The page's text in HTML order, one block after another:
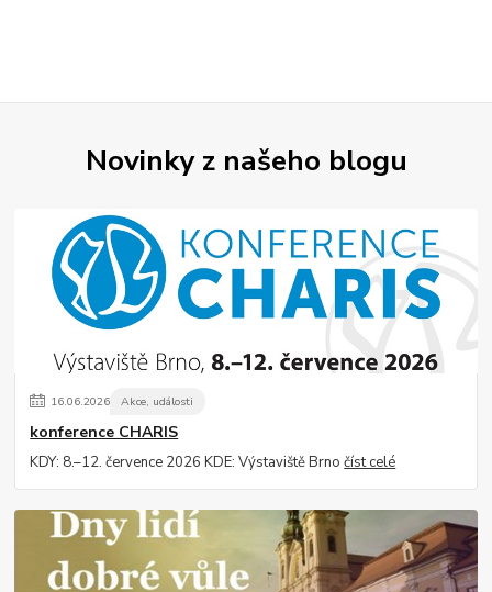
Novinky z našeho blogu
16.06.2026 Akce, události
konference CHARIS
KDY: 8.–12. července 2026 KDE: Výstaviště Brnočíst celé